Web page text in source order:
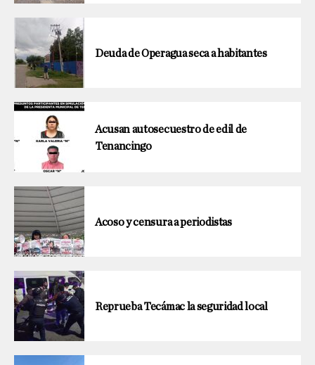
Deuda de Operagua seca a habitantes
Acusan autosecuestro de edil de
Tenancingo
Acoso y censura a periodistas
Reprueba Tecámac la seguridad local